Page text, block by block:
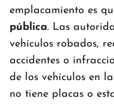
emplacamiento es
pública. Las
vehículos robados,
accidentes o
de los vehículos en
no tiene placas o